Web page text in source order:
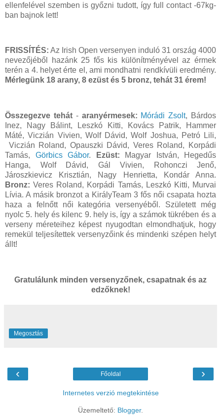
ellenfelével szemben is győzni tudott, így full contact -67kg-
ban bajnok lett!
FRISSÍTÉS: Az Irish Open versenyen induló 31 ország 4000
nevezőjéből hazánk 25 fős kis különítményével az érmek
terén a 4. helyet érte el, ami mondhatni rendkívüli eredmény.
Mérlegünk 18 arany, 8 ezüst és 5 bronz, tehát 31 érem!
Összegezve tehát- aranyérmesek: Mórádi Zsolt, Bárdos
Inez, Nagy Bálint, Leszkó Kitti, Kovács Patrik, Hammer
Máté, Viczián Vivien, Wolf Dávid, Wolf Joshua, Petró Lili,
Viczián Roland, Opauszki Dávid, Veres Roland, Korpádi
Tamás, Görbics Gábor. Ezüst: Magyar István, Hegedűs
Hanga, Wolf Dávid, Gál Vivien, Rohonczi Jenő,
Jároszkievicz Krisztián, Nagy Henrietta, Kondár Anna.
Bronz: Veres Roland, Korpádi Tamás, Leszkó Kitti, Murvai
Lívia. A másik bronzot a KirályTeam 3 fős női csapata hozta
haza a felnőtt női kategória versenyéből. Született még
nyolc 5. hely és kilenc 9. hely is, így a számok tükrében és a
verseny méreteihez képest nyugodtan elmondhatjuk, hogy
remekül teljesítettek versenyzőink és mindenki szépen helyt
állt!
Gratulálunk minden versenyzőnek, csapatnak és az
edzőknek!
Megosztás
‹ ›
Főoldal
Internetes verzió megtekintése
Üzemeltető: Blogger.